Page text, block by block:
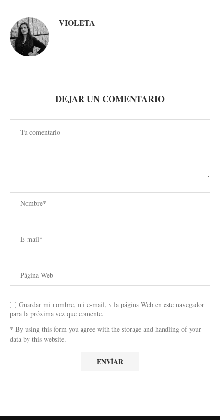
VIOLETA
DEJAR UN COMENTARIO
Guardar mi nombre, mi e-mail, y la página Web en este navegador
para la próxima vez que comente.
* By using this form you agree with the storage and handling of your
data by this website.